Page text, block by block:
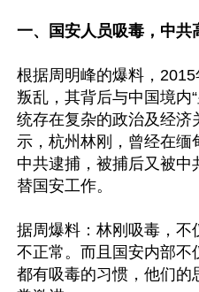
一、国安人员吸毒，中共
根据周明峰的爆料，
叛乱，其背后与中国境内
统存在复杂的政治及经济
示，杭州林刚，曾经在缅
中共逮捕，被捕后又被中
替国安工作。
据周爆料：林刚吸毒，不
不正常。而且国安内部不
都有吸毒的习惯，他们的